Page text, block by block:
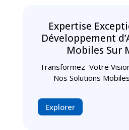
Expertise
Développement
Mobiles Sur
Transformez Votre
Nos Solutions
Explorer